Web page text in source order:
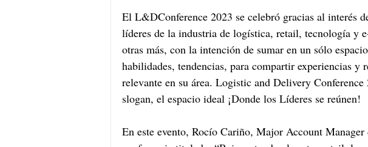
El L&DConference 2023 se celebró gracias al interés
líderes de la industria de logística, retail, tecnología y
otras más, con la intención de sumar en un sólo
habilidades, tendencias, para compartir experiencias y
relevante en su área. Logistic and Delivery Conference
slogan, el espacio ideal ¡Donde los Líderes se reúnen!
En este evento, Rocío Cariño, Major Account Manager